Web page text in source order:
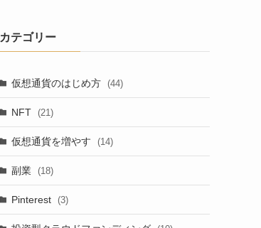
カテゴリー
仮想通貨のはじめ方 (44)
NFT (21)
仮想通貨を増やす (14)
副業 (18)
Pinterest (3)